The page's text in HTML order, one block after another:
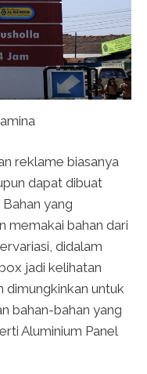
reklame biasanya
dapat dibuat
yang
memakai bahan dari
didalam
jadi kelihatan
dimungkinkan untuk
bahan-bahan yang
Aluminium Panel